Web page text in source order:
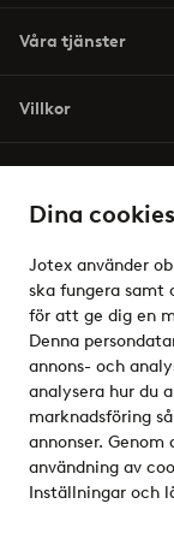
Dina
Jotex använder
ska fungera samt
för att ge dig en
Denna
annons- och
analysera hur du
marknadsföring
annonser.
användning av
Inställningar och
Våra tjänster
Villkor
Säkra
Vill du